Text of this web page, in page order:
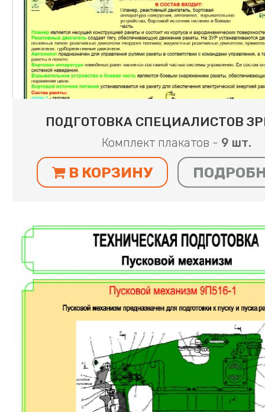
ПОДГОТОВКА СПЕЦИАЛИСТОВ
Комплект плакатов - 9 шт.
В КОРЗИНУ